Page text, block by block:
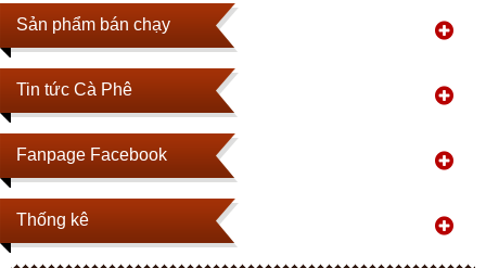
Sản phẩm bán chạy
Tin tức Cà Phê
Fanpage Facebook
Thống kê